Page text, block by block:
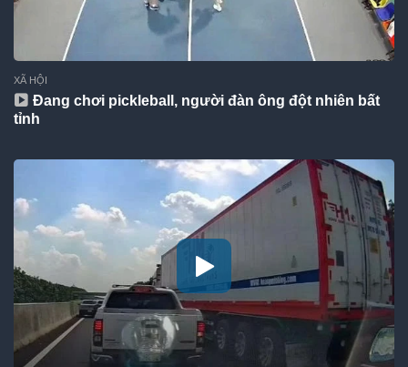
XÃ HỘI
Đang chơi pickleball, người đàn ông đột nhiên bất
tỉnh